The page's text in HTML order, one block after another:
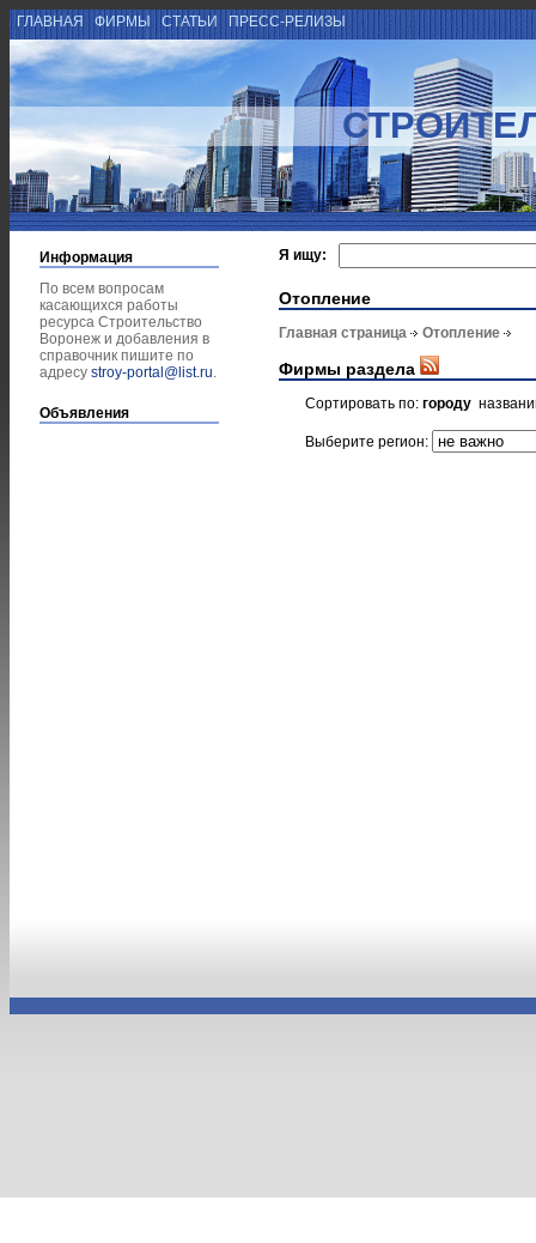
ГЛАВНАЯ ФИРМЫ СТАТЬИ ПРЕСС-РЕЛИЗЫ
Информация
По всем вопросам
касающихся работы
ресурса Строительство
Воронеж и добавления в
справочник пишите по
адресу stroy-portal@list.ru.
Объявления
Я ищу:
Отопление
Главная страница Отопление
Фирмы раздела
Сортировать по: городу
Выберите регион: